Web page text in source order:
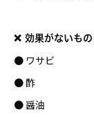
❌ 効果がないもの
● ワサビ
● 酢
● 醤油